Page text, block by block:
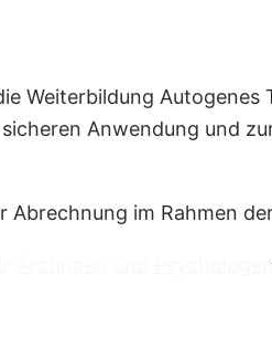
Weiterbildung Autogenes
Anwendung und
im Rahmen